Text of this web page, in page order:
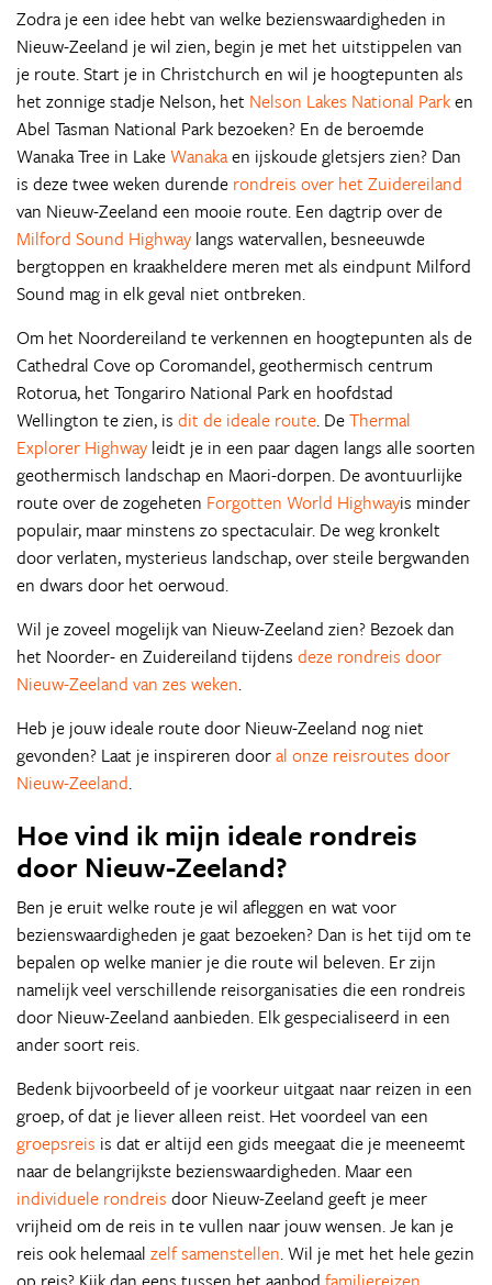
Zodra je een idee hebt van welke bezienswaardigheden in
Nieuw-Zeeland je wil zien, begin je met het uitstippelen van
je route. Start je in Christchurch en wil je hoogtepunten als
het zonnige stadje Nelson, het Nelson Lakes National Parken
Abel Tasman National Park bezoeken? En de beroemde
Wanaka Tree in LakeWanakaen ijskoude gletsjers zien? Dan
is deze twee weken durende rondreis over het Zuidereiland
van Nieuw-Zeeland een mooie route. Een dagtrip over de
Milford Sound Highway langs watervallen, besneeuwde
bergtoppen en kraakheldere meren met als eindpunt Milford
Sound mag in elk geval niet ontbreken.
Om het Noordereiland te verkennen en hoogtepunten als de
Cathedral Cove op Coromandel, geothermisch centrum
Rotorua, het Tongariro National Park en hoofdstad
Wellington te zien, is dit de ideale route. DeThermal
Explorer Highway leidt je in een paar dagen langs alle soorten
geothermisch landschap en Maori-dorpen. De avontuurlijke
route over de zogeheten Forgotten World Highwayis minder
populair, maar minstens zo spectaculair. De weg kronkelt
door verlaten, mysterieus landschap, over steile bergwanden
en dwars door het oerwoud.
Wil je zoveel mogelijk van Nieuw-Zeeland zien? Bezoek dan
het Noorder- en Zuidereiland tijdens deze rondreis door
Nieuw-Zeeland van zes weken.
Heb je jouw ideale route door Nieuw-Zeeland nog niet
gevonden? Laat je inspireren dooral onze reisroutes door
Nieuw-Zeeland.
Hoe vind ik mijn ideale rondreis
door Nieuw-Zeeland?
Ben je eruit welke route je wil afleggen en wat voor
bezienswaardigheden je gaat bezoeken? Dan is het tijd om te
bepalen op welke manier je die route wil beleven. Er zijn
namelijk veel verschillende reisorganisaties die een rondreis
door Nieuw-Zeeland aanbieden. Elk gespecialiseerd in een
ander soort reis.
Bedenk bijvoorbeeld of je voorkeur uitgaat naar reizen in een
groep, of dat je liever alleen reist. Het voordeel van een
groepsreis is dat er altijd een gids meegaat die je meeneemt
naar de belangrijkste bezienswaardigheden. Maar een
individuele rondreis door Nieuw-Zeeland geeft je meer
vrijheid om de reis in te vullen naar jouw wensen. Je kan je
reis ook helemaal zelf samenstellen. Wil je met het hele gezin